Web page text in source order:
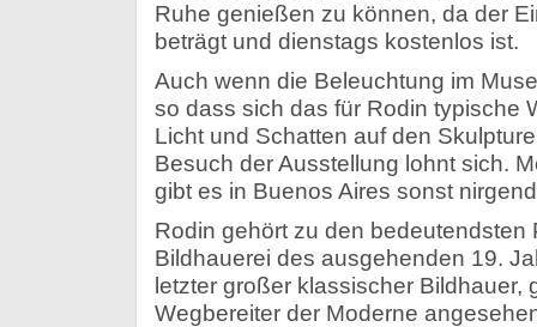
Ruhe genießen zu können, da der
beträgt und dienstags kostenlos ist.
Auch wenn die Beleuchtung im
so dass sich das für Rodin typische
Licht und Schatten auf den
Besuch der Ausstellung lohnt sich.
gibt es in Buenos Aires sonst
Rodin gehört zu den bedeutendsten
Bildhauerei des ausgehenden 19.
letzter großer klassischer Bildhauer,
Wegbereiter der Moderne